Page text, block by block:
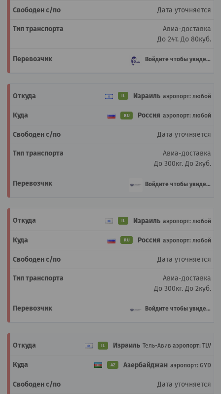
Дата уточняется
Авиа-доставка
До 24т. До 80куб.
Войдите чтобы увидеть
IL Израиль аэропорт: любой
RU Россия аэропорт: любой
Дата уточняется
Авиа-доставка
До 300кг. До 2куб.
Войдите чтобы увидеть
IL Израиль аэропорт: любой
RU Россия аэропорт: любой
Дата уточняется
Авиа-доставка
До 300кг. До 2куб.
Войдите чтобы увидеть
IL Израиль Тель-Авив аэропорт: TLV
AZ Азербайджан аэропорт: GYD
Дата уточняется